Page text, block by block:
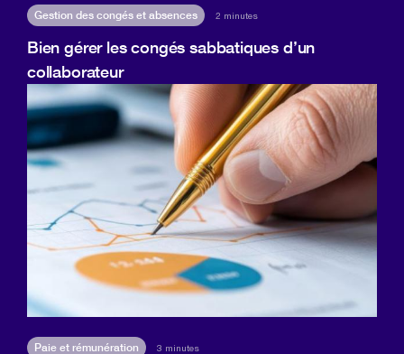
Gestion des congés et absences 2 minutes
Bien gérer les congés sabbatiques d’un
collaborateur
Paie et rémunération 3 minutes